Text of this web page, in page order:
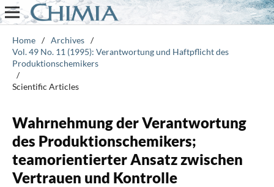
Home / Archives /
Vol. 49 No. 11 (1995): Verantwortung und Haftpflicht des
Produktionschemikers
/
Scientific Articles
Wahrnehmung der Verantwortung
des Produktionschemikers;
teamorientierter Ansatz zwischen
Vertrauen und Kontrolle